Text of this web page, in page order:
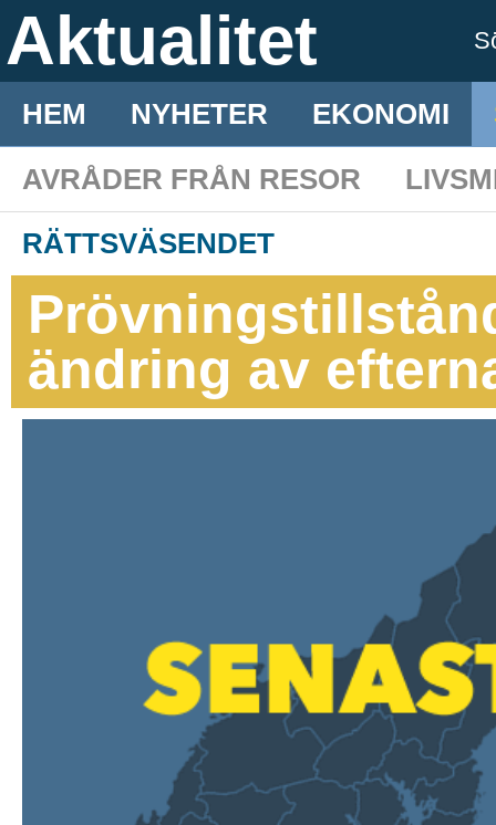
Aktualitet
HEM NYHETER EKONOMI
AVRÅDER FRÅN RESOR
RÄTTSVÄSENDET
ändring av